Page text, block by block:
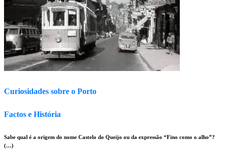
Curiosidades sobre o Porto
Factos e História
Sabe qual é a origem do nome Castelo do Queijo ou da expressão “Fino como o alho”?
(…)